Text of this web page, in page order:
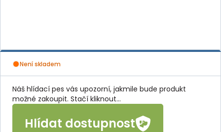
Není skladem
Náš hlídací pes vás upozorní, jakmile bude produkt
možné zakoupit. Stačí kliknout...
Hlídat dostupnost